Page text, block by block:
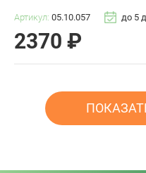
Артикул: 05.10.057 до 5
2370 ₽